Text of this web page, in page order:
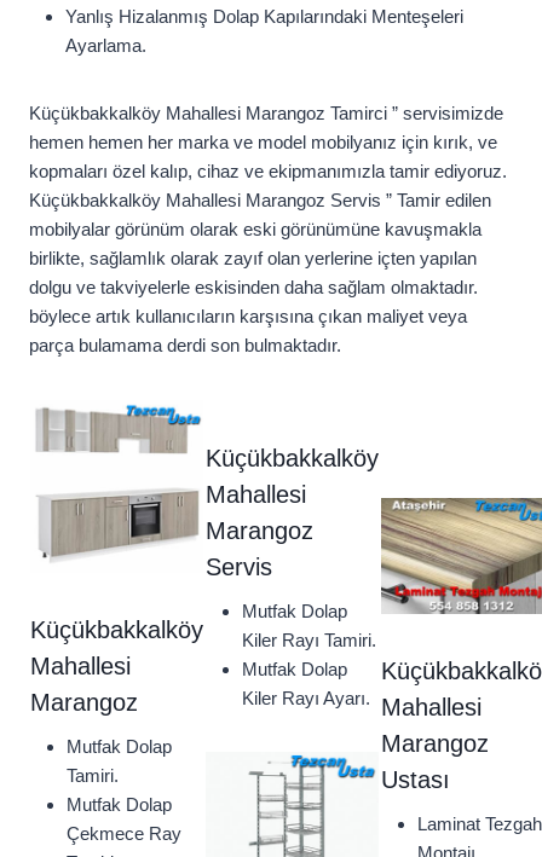
Yanlış Hizalanmış Dolap Kapılarındaki Menteşeleri
Ayarlama.
Küçükbakkalköy Mahallesi Marangoz Tamirci ” servisimizde
hemen hemen her marka ve model mobilyanız için kırık, ve
kopmaları özel kalıp, cihaz ve ekipmanımızla tamir ediyoruz.
Küçükbakkalköy Mahallesi Marangoz Servis ” Tamir edilen
mobilyalar görünüm olarak eski görünümüne kavuşmakla
birlikte, sağlamlık olarak zayıf olan yerlerine içten yapılan
dolgu ve takviyelerle eskisinden daha sağlam olmaktadır.
böylece artık kullanıcıların karşısına çıkan maliyet veya
parça bulamama derdi son bulmaktadır.
Küçükbakkalköy
Mahallesi
Marangoz
Mutfak Dolap
Tamiri.
Mutfak Dolap
Çekmece Ray
Küçükbakkalköy
Mahallesi
Marangoz
Servis
Mutfak Dolap
Kiler Rayı Tamiri.
Mutfak Dolap
Kiler Rayı Ayarı.
Mahallesi
Marangoz
Ustası
Laminat Tezgah
Montajı.